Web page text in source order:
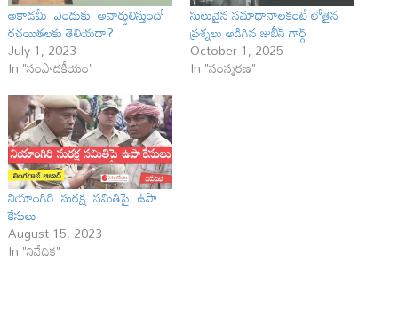
అకాడమీ ఎందుకు అవార్డులిస్తుందో
రచయితలకు తెలియదా?
July 1, 2023
In "సంపాదకీయం"
సులువైన సమాధానాలకంటే లోతైన
ప్రశ్నలు అడిగిన జుబీన్ గార్గ్
October 1, 2025
In "సంస్మరణ"
నియాంగిరి సురక్ష సమితిపై ఉపా
కేసులు
August 15, 2023
In "నివేదిక"